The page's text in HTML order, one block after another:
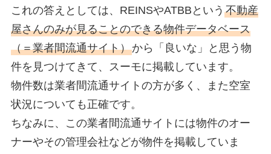
これの答えとしては、REINSやATBBという 不動産
屋さんのみが見ることのできる物件データベース
（＝業者間流通サイト）から「良いな」と思う物
件を見つけてきて、スーモに掲載しています。
物件数は業者間流通サイトの方が多く、また空室
状況についても正確です。
ちなみに、この業者間流通サイトには物件のオー
ナーやその管理会社などが物件を掲載していま